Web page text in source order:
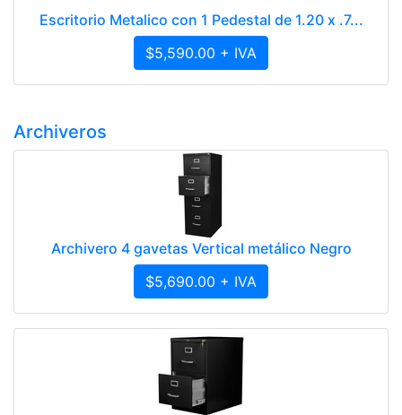
Escritorio Metalico con 1 Pedestal de 1.20 x .7...
$5,590.00 + IVA
Archiveros
Archivero 4 gavetas Vertical metálico Negro
$5,690.00 + IVA